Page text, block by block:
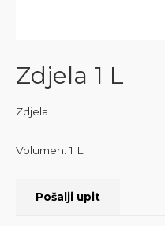
Zdjela 1 L
Zdjela
Volumen: 1 L
Pošalji upit